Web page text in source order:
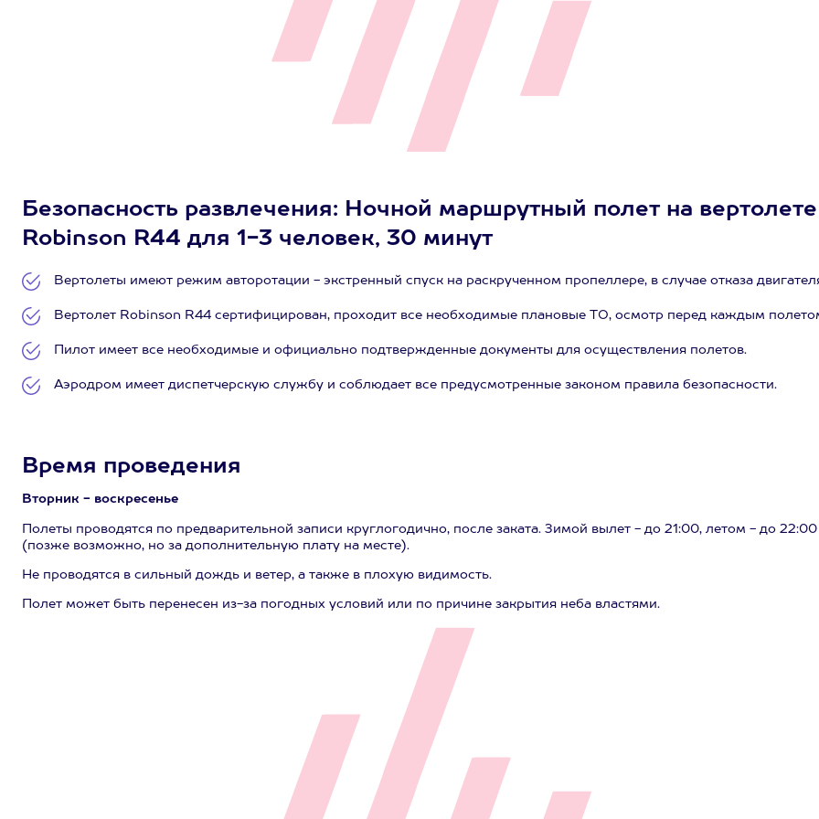
Безопасность развлечения: Ночной маршрутный полет на вертолете
Robinson R44 для 1-3 человек, 30 минут
Вертолеты имеют режим авторотации - экстренный спуск на раскрученном пропеллере, в случае отказа
Вертолет Robinson R44 сертифицирован, проходит все необходимые плановые ТО, осмотр перед каждым
Пилот имеет все необходимые и официально подтвержденные документы для осуществления полетов.
Аэродром имеет диспетчерскую службу и соблюдает все предусмотренные законом правила безопасности.
Время проведения
Вторник - воскресенье
Полеты проводятся по предварительной записи круглогодично, после заката. Зимой вылет - до 21:00, летом - до 22:00
(позже возможно, но за дополнительную плату на месте).
Не проводятся в сильный дождь и ветер, а также в плохую видимость.
Полет может быть перенесен из-за погодных условий или по причине закрытия неба властями.